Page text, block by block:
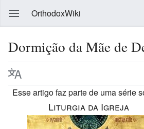
OrthodoxWiki
Dormição da Mãe de
Esse artigo faz parte de uma série
Liturgia da Igreja